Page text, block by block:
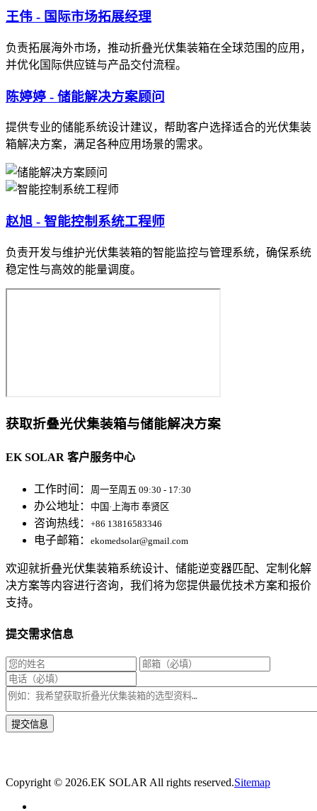
王伟 - 国际市场拓展经理
负责拓展海外市场，推动折叠光伏集装箱在全球范围的应用，
并优化国际供应链与产品交付流程。
陈婷婷 - 储能解决方案顾问
提供专业的储能系统设计建议，帮助客户选择适合的光伏集装
箱解决方案，满足各种应用场景的需求。
赵旭 - 智能控制系统工程师
负责开发与维护光伏集装箱的智能监控与管理系统，确保系统
稳定性与高效的能量调度。
获取折叠光伏集装箱与储能解决方案
EK SOLAR 客户服务中心
工作时间： 周一至周五 09:30 - 17:30
办公地址： 中国·上海市 奉贤区
咨询热线： +86 13816583346
电子邮箱： ekomedsolar@gmail.com
欢迎就折叠光伏集装箱系统设计、储能逆变器匹配、定制化解
决方案等内容进行咨询，我们将为您提供最优技术方案和报价
支持。
提交需求信息
Copyright © 2026.EK SOLAR All rights reserved.Sitemap